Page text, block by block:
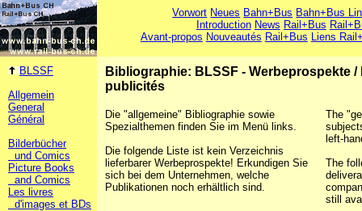
Vorwort Neues Bahn+Bus Bahn+Bus
Introduction News Rail+Bus
Avant-propos Nouveautés Rail+Bus Liens
BLSSF
Allgemein
General
Général
Bilderbücher
und Comics
Picture Books
and Comics
Les livres
d'images et BDs
Bibliographie: BLSSF - Werbeprospekte /
publicités
Die "allgemeine" Bibliographie sowie
Spezialthemen finden Sie im Menü links.
Die folgende Liste ist kein Verzeichnis
lieferbarer Werbeprospekte! Erkundigen Sie
sich bei dem Unternehmen, welche
Publikationen noch erhältlich sind.
The
left-
The
still